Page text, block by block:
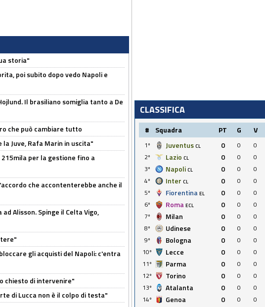
storia"
poi subito dopo vedo Napoli e
Il brasiliano somiglia tanto a De
che può cambiare tutto
Juve, Rafa Marin in uscita"
per la gestione fino a
che accontenterebbe anche il
Alisson. Spinge il Celta Vigo,
gli acquisti del Napoli: c'entra
chiesto di intervenire"
di Lucca non è il colpo di testa"
CLASSIFICA
# Squadra PT G V
1º Juventus CL 0 0 0
2º
Lazio CL 0 0 0
3º
Napoli CL 0 0 0
4º
Inter CL 0 0 0
5º
Fiorentina EL 0 0 0
6º
Roma ECL 0 0 0
7º
Milan 0 0 0
8º
Udinese 0 0 0
9º
Bologna 0 0 0
10º
Lecce 0 0 0
11º
Parma 0 0 0
12º
Torino 0 0 0
13º
Atalanta 0 0 0
14º
Genoa 0 0 0